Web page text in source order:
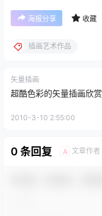
海报分享 收藏
插画艺术作品
矢量插画
超酷色彩的矢量插画欣赏
2010-3-10 2:55:00
0 条回复 A 文章作者